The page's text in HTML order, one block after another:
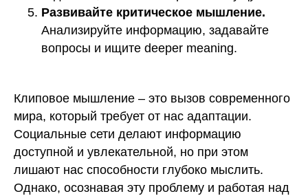
Развивайте критическое мышление.
Анализируйте информацию, задавайте
вопросы и ищите deeper meaning.
Клиповое мышление – это вызов современного
мира, который требует от нас адаптации.
Социальные сети делают информацию
доступной и увлекательной, но при этом
лишают нас способности глубоко мыслить.
Однако, осознавая эту проблему и работая над
конфиденциальности